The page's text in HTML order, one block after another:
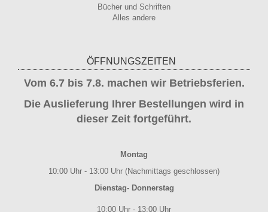
Bücher und Schriften
Alles andere
ÖFFNUNGSZEITEN
Vom 6.7 bis 7.8. machen wir Betriebsferien.
Die Auslieferung Ihrer Bestellungen wird in
dieser Zeit fortgeführt.
Montag
10:00 Uhr - 13:00 Uhr (Nachmittags geschlossen)
Dienstag- Donnerstag
10:00 Uhr - 13:00 Uhr